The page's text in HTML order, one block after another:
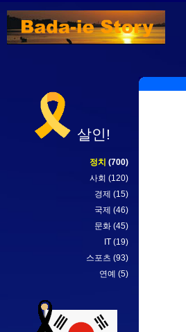
살인!
정치 (700)
사회 (120)
경제 (15)
국제 (46)
문화 (45)
IT (19)
스포츠 (93)
연예 (5)